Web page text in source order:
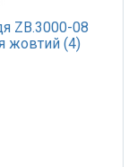
ZB.3000-08
жовтий (4)